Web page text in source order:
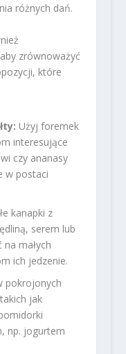
różnych dań.
zrównoważyć
które
Użyj foremek
interesujące
czy ananasy
w postaci
kanapki z
serem lub
małych
ich jedzenie.
pokrojonych
jak
np. jogurtem